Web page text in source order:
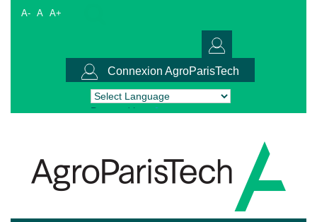
A- A A+
Connexion AgroParisTech
Powered by Translate